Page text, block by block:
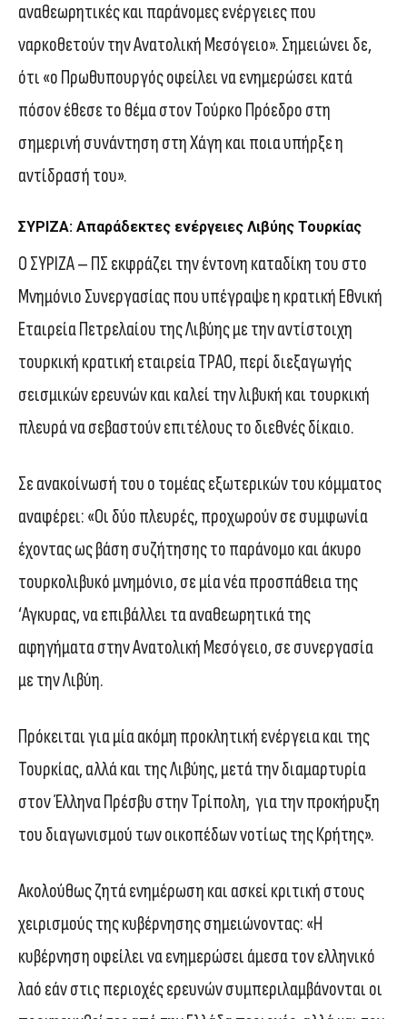
αναθεωρητικές και παράνομες ενέργειες που
ναρκοθετούν την Ανατολική Μεσόγειο». Σημειώνει δε,
ότι «ο Πρωθυπουργός οφείλει να ενημερώσει κατά
πόσον έθεσε το θέμα στον Τούρκο Πρόεδρο στη
σημερινή συνάντηση στη Χάγη και ποια υπήρξε η
αντίδρασή του».
ΣΥΡΙΖΑ: Απαράδεκτες ενέργειες Λιβύης Τουρκίας
Ο ΣΥΡΙΖΑ – ΠΣ εκφράζει την έντονη καταδίκη του στο
Μνημόνιο Συνεργασίας που υπέγραψε η κρατική Εθνική
Εταιρεία Πετρελαίου της Λιβύης με την αντίστοιχη
τουρκική κρατική εταιρεία ΤΡΑΟ, περί διεξαγωγής
σεισμικών ερευνών και καλεί την λιβυκή και τουρκική
πλευρά να σεβαστούν επιτέλους το διεθνές δίκαιο.
Σε ανακοίνωσή του ο τομέας εξωτερικών του κόμματος
αναφέρει: «Οι δύο πλευρές, προχωρούν σε συμφωνία
έχοντας ως βάση συζήτησης το παράνομο και άκυρο
τουρκολιβυκό μνημόνιο, σε μία νέα προσπάθεια της
‘Αγκυρας, να επιβάλλει τα αναθεωρητικά της
αφηγήματα στην Ανατολική Μεσόγειο, σε συνεργασία
με την Λιβύη.
Πρόκειται για μία ακόμη προκλητική ενέργεια και της
Τουρκίας, αλλά και της Λιβύης, μετά την διαμαρτυρία
στον Έλληνα Πρέσβυ στην Τρίπολη, για την προκήρυξη
του διαγωνισμού των οικοπέδων νοτίως της Κρήτης».
Ακολούθως ζητά ενημέρωση και ασκεί κριτική στους
χειρισμούς της κυβέρνησης σημειώνοντας: «Η
κυβέρνηση οφείλει να ενημερώσει άμεσα τον ελληνικό
λαό εάν στις περιοχές ερευνών συμπεριλαμβάνονται οι